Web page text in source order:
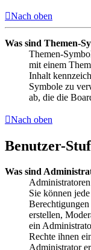
Nach oben
Was sind Themen-
Themen-
mit einem
Inhalt
Symbole zu
ab, die die
Nach oben
Benutzer-
Was sind
Sie können
erstellen,
ein
Rechte ihnen
Administrator